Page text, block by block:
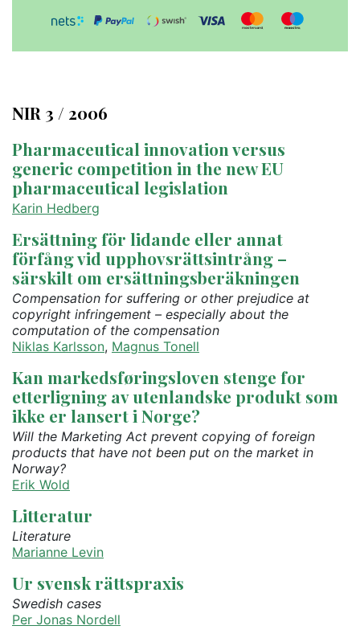
NIR 3 / 2006
Pharmaceutical innovation versus
generic competition in the new EU
pharmaceutical legislation
Karin Hedberg
Ersättning för lidande eller annat
förfång vid upphovsrättsintrång –
särskilt om ersättningsberäkningen
Compensation for suffering or other prejudice at
copyright infringement – especially about the
computation of the compensation
Niklas Karlsson, Magnus Tonell
Kan markedsføringsloven stenge for
etterligning av utenlandske produkt som
ikke er lansert i Norge?
Will the Marketing Act prevent copying of foreign
products that have not been put on the market in
Norway?
Erik Wold
Litteratur
Literature
Marianne Levin
Ur svensk rättspraxis
Swedish cases
Per Jonas Nordell